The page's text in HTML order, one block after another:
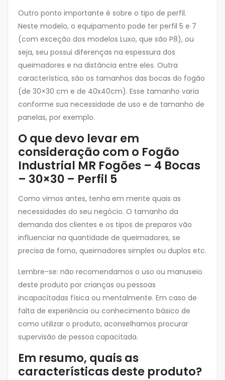
Outro ponto importante é sobre o tipo de perfil.
Neste modelo, o equipamento pode ter perfil 5 e 7
(com exceção dos modelos Luxo, que são P8), ou
seja, seu possui diferenças na espessura dos
queimadores e na distância entre eles. Outra
característica, são os tamanhos das bocas do fogão
(de 30×30 cm e de 40x40cm). Esse tamanho varia
conforme sua necessidade de uso e de tamanho de
panelas, por exemplo.
O que devo levar em
consideração com o Fogão
Industrial MR Fogões – 4 Bocas
– 30×30 – Perfil 5
Como vimos antes, tenha em mente quais as
necessidades do seu negócio. O tamanho da
demanda dos clientes e os tipos de preparos vão
influenciar na quantidade de queimadores, se
precisa de forno, queimadores simples ou duplos etc.
Lembre-se: não recomendamos o uso ou manuseio
deste produto por crianças ou pessoas
incapacitadas física ou mentalmente. Em caso de
falta de experiência ou conhecimento básico de
como utilizar o produto, aconselhamos procurar
supervisão de pessoa capacitada.
Em resumo, quais as
características deste produto?